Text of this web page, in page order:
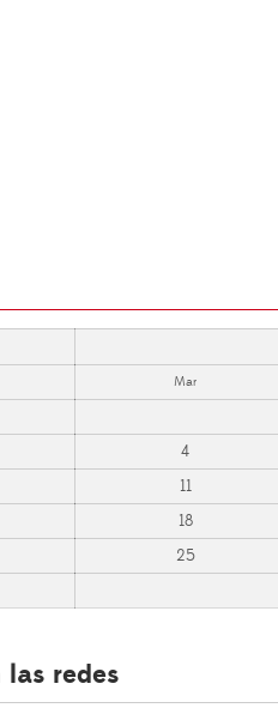
Mar
4
11
18
25
las redes